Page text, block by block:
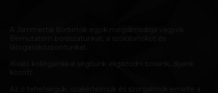
A Jammertal Borbirtok egyik megálmodója vagyok.
Bemutatom borászatunkat, a szőlőbirtokot és
látogatóközpontunkat.
Kiváló kollégáinkkal segítünk eligazodni boraink, díjaink
között.
Az ő tehetségük, szakértelmük és szorgalmuk emelte a